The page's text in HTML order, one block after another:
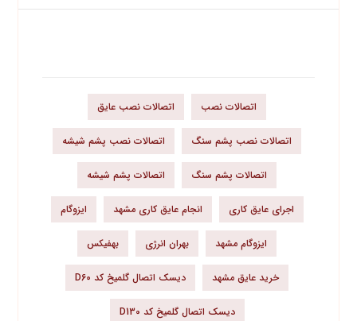
اتصالات نصب اتصالات نصب عایق
اتصالات نصب پشم سنگ اتصالات نصب پشم شیشه
اتصالات پشم سنگ اتصالات پشم شیشه
اجرای عایق کاری انجام عایق کاری مشهد ایزوگام
ایزوگام مشهد بهران انرژی بهفیکس
خرید عایق مشهد دیسک اتصال گلمیخ کد D60
دیسک اتصال گلمیخ کد D130